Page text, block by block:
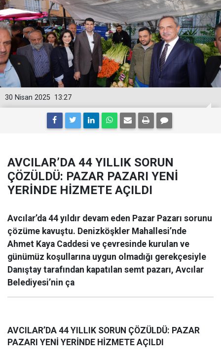
13:27
30 Nisan 2025
AVCILAR’DA 44 YILLIK SORUN
ÇÖZÜLDÜ: PAZAR PAZARI YENİ
YERİNDE HİZMETE AÇILDI
Avcılar’da 44 yıldır devam eden Pazar Pazarı sorunu
çözüme kavuştu. Denizköşkler Mahallesi’nde
Ahmet Kaya Caddesi ve çevresinde kurulan ve
günümüz koşullarına uygun olmadığı gerekçesiyle
Danıştay tarafından kapatılan semt pazarı, Avcılar
Belediyesi’nin ça
AVCILAR’DA 44 YILLIK SORUN ÇÖZÜLDÜ: PAZAR
PAZARI YENİ YERİNDE HİZMETE AÇILDI